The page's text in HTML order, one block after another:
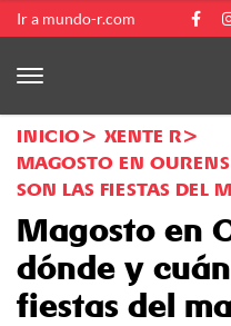
Ir a mundo-r.com
INICIO
XENTE R
MAGOSTO EN
SON LAS FIESTAS DEL
Magosto en
dónde y
fiestas del